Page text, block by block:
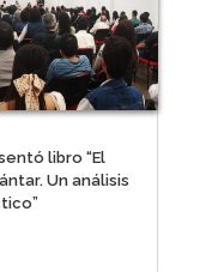
libro “El
Un análisis